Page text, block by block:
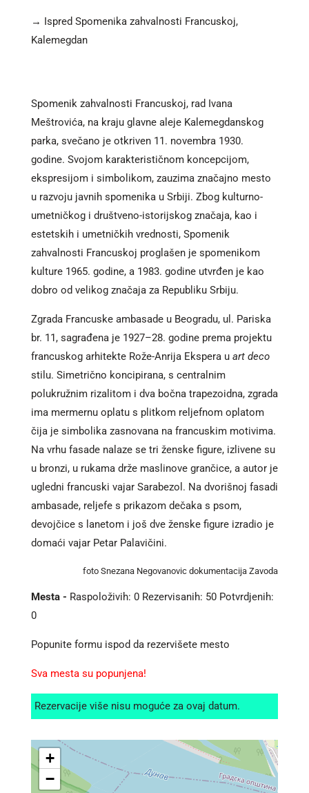
→ Ispred Spomenika zahvalnosti Francuskoj,
Kalemegdan
Spomenik zahvalnosti Francuskoj, rad Ivana
Meštrovića, na kraju glavne aleje Kalemegdanskog
parka, svečano je otkriven 11. novembra 1930.
godine. Svojom karakterističnom koncepcijom,
ekspresijom i simbolikom, zauzima značajno mesto
u razvoju javnih spomenika u Srbiji. Zbog kulturno-
umetničkog i društveno-istorijskog značaja, kao i
estetskih i umetničkih vrednosti, Spomenik
zahvalnosti Francuskoj proglašen je spomenikom
kulture 1965. godine, a 1983. godine utvrđen je kao
dobro od velikog značaja za Republiku Srbiju.
Zgrada Francuske ambasade u Beogradu, ul. Pariska
br. 11, sagrađena je 1927–28. godine prema projektu
francuskog arhitekte Rože-Anrija Ekspera u art deco
stilu. Simetrično koncipirana, s centralnim
polukružnim rizalitom i dva bočna trapezoidna, zgrada
ima mermernu oplatu s plitkom reljefnom oplatom
čija je simbolika zasnovana na francuskim motivima.
Na vrhu fasade nalaze se tri ženske figure, izlivene su
u bronzi, u rukama drže maslinove grančice, a autor je
ugledni francuski vajar Sarabezol. Na dvorišnoj fasadi
ambasade, reljefe s prikazom dečaka s psom,
devojčice s lanetom i još dve ženske figure izradio je
domaći vajar Petar Palavičini.
foto Snezana Negovanovic dokumentacija Zavoda
Mesta - Raspoloživih: 0 Rezervisanih: 50 Potvrdjenih:
0
Popunite formu ispod da rezervišete mesto
Sva mesta su popunjena!
Rezervacije više nisu moguće za ovaj datum.
+
−